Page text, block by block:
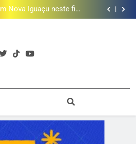
de semana
campanha de Dia dos
Pais
por ano na Baixada
Nova Iguaçu neste fim
campanha de Dia dos
por ano na Baixada